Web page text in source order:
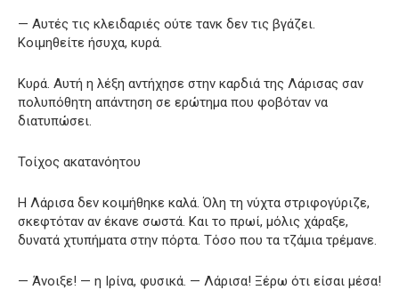
— Αυτές τις κλειδαριές ούτε τανκ δεν τις βγάζει.
Κοιμηθείτε ήσυχα, κυρά.
Κυρά. Αυτή η λέξη αντήχησε στην καρδιά της Λάρισας σαν
πολυπόθητη απάντηση σε ερώτημα που φοβόταν να
διατυπώσει.
Τοίχος ακατανόητου
Η Λάρισα δεν κοιμήθηκε καλά. Όλη τη νύχτα στριφογύριζε,
σκεφτόταν αν έκανε σωστά. Και το πρωί, μόλις χάραξε,
δυνατά χτυπήματα στην πόρτα. Τόσο που τα τζάμια τρέμανε.
— Άνοιξε! — η Ιρίνα, φυσικά. — Λάρισα! Ξέρω ότι είσαι μέσα!